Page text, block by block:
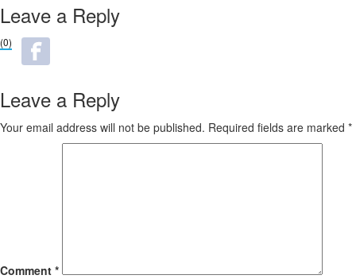
Leave a Reply
(0)
Leave a Reply
Your email address will not be published. Required fields are marked *
Comment *